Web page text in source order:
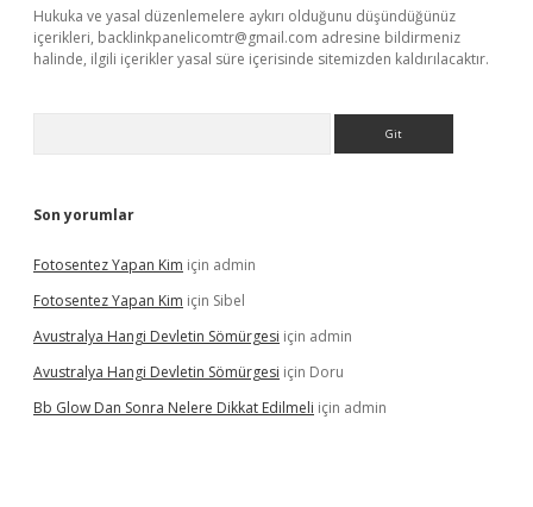
Hukuka ve yasal düzenlemelere aykırı olduğunu düşündüğünüz
içerikleri, backlinkpanelicomtr@gmail.com adresine bildirmeniz
halinde, ilgili içerikler yasal süre içerisinde sitemizden kaldırılacaktır.
Son yorumlar
Fotosentez Yapan Kim için admin
Fotosentez Yapan Kim için Sibel
Avustralya Hangi Devletin Sömürgesi için admin
Avustralya Hangi Devletin Sömürgesi için Doru
Bb Glow Dan Sonra Nelere Dikkat Edilmeli için admin